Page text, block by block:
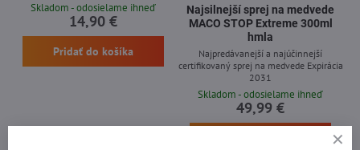
Skladom - odosielame ihneď
14,90 €
Pridať do košíka
Najsilnejší sprej na medvede
MACO STOP Extreme 300ml
hmla
Najpredávanejší a najúčinnejší
certifikovaný sprej na medvede Expirácia
2031
Skladom - odosielame ihneď
49,99 €